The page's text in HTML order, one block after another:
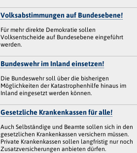
Volksabstimmungen auf Bundesebene!
Für mehr direkte Demokratie sollen
Volksentscheide auf Bundesebene eingeführt
werden.
Bundeswehr im Inland einsetzen!
Die Bundeswehr soll über die bisherigen
Möglichkeiten der Katastrophenhilfe hinaus im
Inland eingesetzt werden können.
Gesetzliche Krankenkassen für alle!
Auch Selbständige und Beamte sollen sich in den
gesetzlichen Krankenkassen versichern müssen.
Private Krankenkassen sollen langfristig nur noch
Zusatzversicherungen anbieten dürfen.